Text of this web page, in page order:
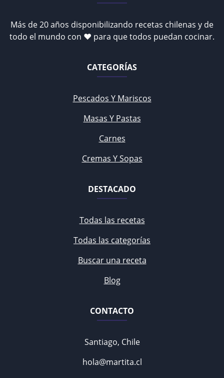
Más de 20 años disponibilizando recetas chilenas y de
todo el mundo con ♥ para que todos puedan cocinar.
CATEGORÍAS
Pescados Y Mariscos
Masas Y Pastas
Carnes
Cremas Y Sopas
DESTACADO
Todas las recetas
Todas las categorías
Buscar una receta
Blog
CONTACTO
Santiago, Chile
hola@martita.cl